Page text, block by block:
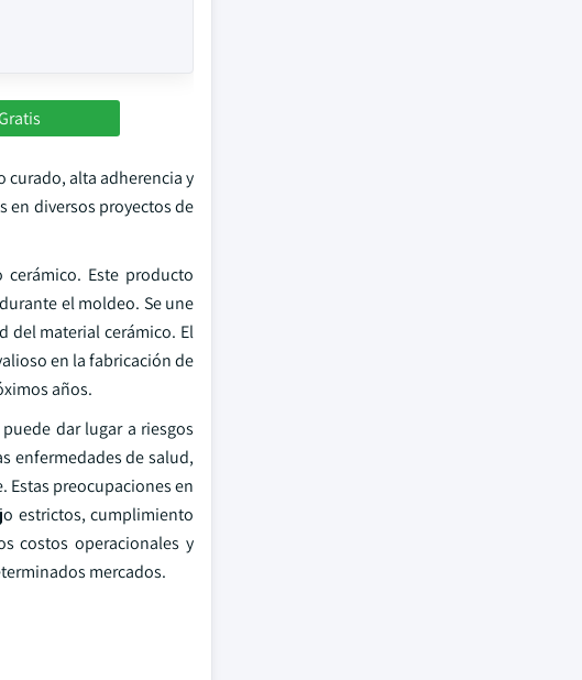
curado, alta adherencia y
en diversos proyectos de
Este producto
el moldeo. Se une
del material cerámico. El
en la fabricación de
años.
dar lugar a riesgos
enfermedades de salud,
preocupaciones en
estrictos, cumplimiento
costos operacionales y
mercados.